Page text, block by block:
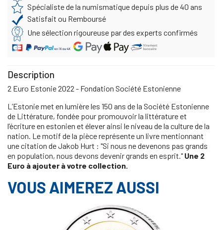
Spécialiste de la numismatique depuis plus de 40 ans
Satisfait ou Remboursé
Une sélection rigoureuse par des experts confirmés
Description
2 Euro Estonie 2022 - Fondation Société Estonienne
L’Estonie met en lumière les 150 ans de la Société Estonienne
de Littérature, fondée pour promouvoir la littérature et
l’écriture en estonien et élever ainsi le niveau de la culture de la
nation. Le motif de la pièce représente un livre mentionnant
une citation de Jakob Hurt : "Si nous ne devenons pas grands
en population, nous devons devenir grands en esprit." Une 2
Euro à ajouter à votre collection.
VOUS AIMEREZ AUSSI